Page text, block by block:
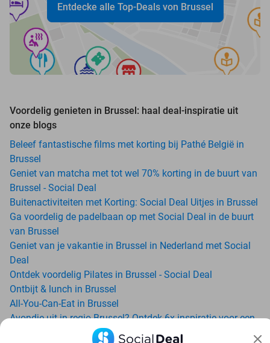
Entdecke alle Top-Deals von Brussel
Voordelig genieten in Brussel: haal deal-inspiratie uit
onze blogs
Beleef fantastische films met korting bij Pathé België in
Brussel
Geniet van matcha met tot wel 70% korting in de buurt van
Brussel - Social Deal
Buitenactiviteiten met Korting: Social Deal Uitjes in Brussel
Ga voordelig de padelbaan op met Social Deal in de buurt
van Brussel
Geniet van je vakantie in Brussel in Nederland met Social
Deal
Ontdek voordelig Pilates in Brussel - Social Deal
Ontbijt & lunch in Brussel
All-You-Can-Eat in Brussel
Avondje uit in regio Brussel? Ontdek 6x inspiratie voor een
onvergetelijke avond